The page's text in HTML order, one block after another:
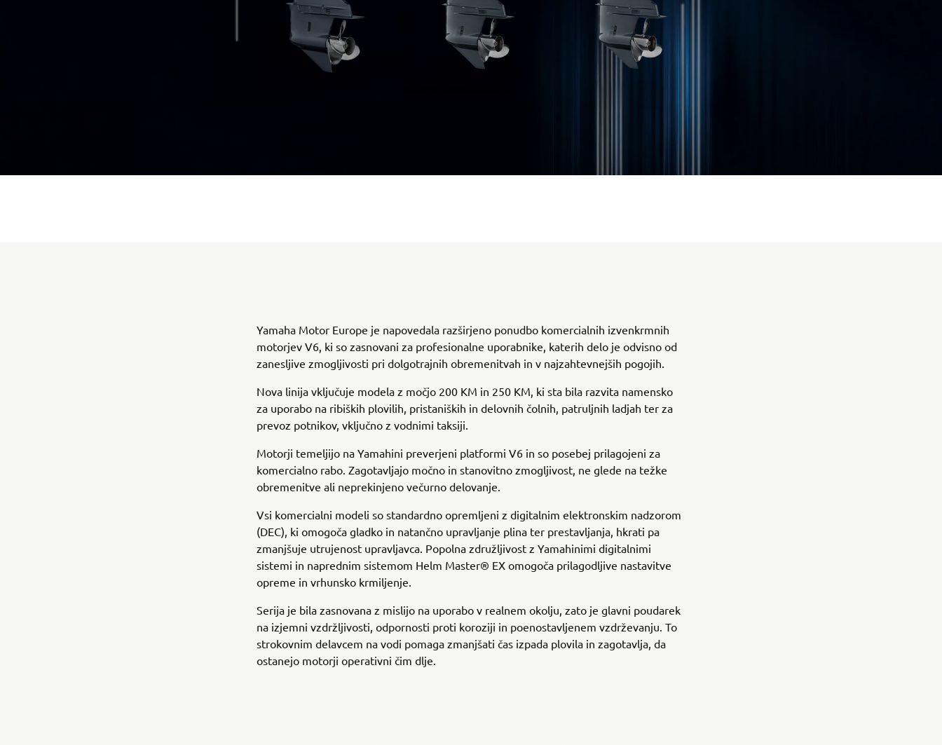
Yamaha Motor Europe je napovedala razširjeno ponudbo komercialnih izvenkrmnih
motorjev V6, ki so zasnovani za profesionalne uporabnike, katerih delo je odvisno od
zanesljive zmogljivosti pri dolgotrajnih obremenitvah in v najzahtevnejših pogojih.
Nova linija vključuje modela z močjo 200 KM in 250 KM, ki sta bila razvita namensko
za uporabo na ribiških plovilih, pristaniških in delovnih čolnih, patruljnih ladjah ter za
prevoz potnikov, vključno z vodnimi taksiji.
Motorji temeljijo na Yamahini preverjeni platformi V6 in so posebej prilagojeni za
komercialno rabo. Zagotavljajo močno in stanovitno zmogljivost, ne glede na težke
obremenitve ali neprekinjeno večurno delovanje.
Vsi komercialni modeli so standardno opremljeni z digitalnim elektronskim nadzorom
(DEC), ki omogoča gladko in natančno upravljanje plina ter prestavljanja, hkrati pa
zmanjšuje utrujenost upravljavca. Popolna združljivost z Yamahinimi digitalnimi
sistemi in naprednim sistemom Helm Master® EX omogoča prilagodljive nastavitve
opreme in vrhunsko krmiljenje.
Serija je bila zasnovana z mislijo na uporabo v realnem okolju, zato je glavni poudarek
na izjemni vzdržljivosti, odpornosti proti koroziji in poenostavljenem vzdrževanju. To
strokovnim delavcem na vodi pomaga zmanjšati čas izpada plovila in zagotavlja, da
ostanejo motorji operativni čim dlje.